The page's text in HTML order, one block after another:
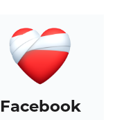
Facebook